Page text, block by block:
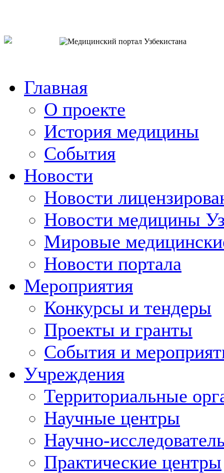
Главная
О проекте
История медицины
События
Новости
Новости
Новости медицины
Мировые
Новости портала
Мероприятия
Конкурсы и тендеры
Проекты и гранты
События и
Учреждения
Территориальные
Научные центры
Научно-
Практические центры